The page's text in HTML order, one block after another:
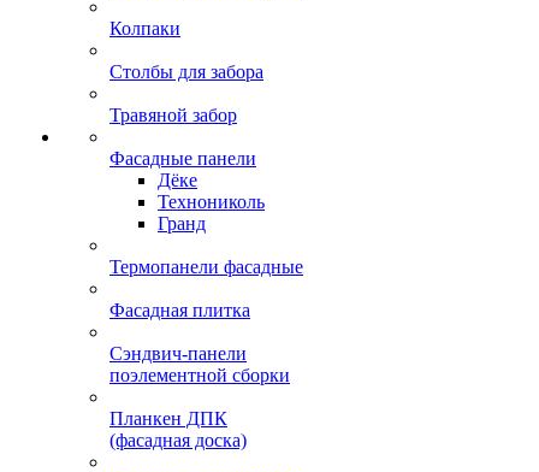
Колпаки
Столбы для забора
Травяной забор
Фасадные панели
Дёке
Технониколь
Гранд
Термопанели фасадные
Фасадная плитка
Сэндвич-панели
поэлементной сборки
Планкен ДПК
(фасадная доска)